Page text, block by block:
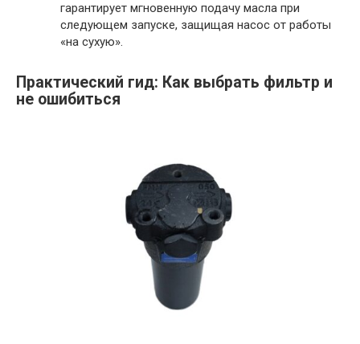
гарантирует мгновенную подачу масла при
следующем запуске, защищая насос от работы
«на сухую».
Практический гид: Как выбрать фильтр и
не ошибиться